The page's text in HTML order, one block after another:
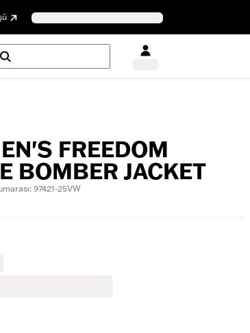
FREEDOM
BOMBER JACKET
97421-25VW